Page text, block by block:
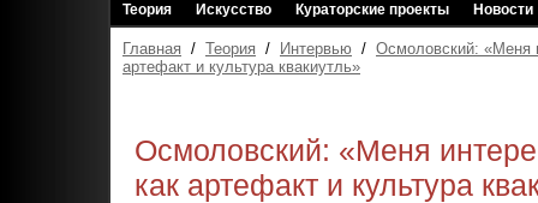
Теория Искусство Кураторские проекты Новости
Главная / Теория / Интервью / Осмоловский: «Меня
артефакт и культура квакиутль»
Осмоловский: «Меня
как артефакт и культура